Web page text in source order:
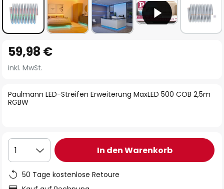
Anfang
der
springen
Paulmann LED-Streifen Erweiterung MaxLED 500 COB 2,5m
RGBW
59,98 €
inkl. MwSt.
1 In den Warenkorb
50 Tage kostenlose Retoure